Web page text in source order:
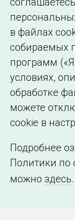
в файлах
собираемых
программ
условиях,
обработке
можете
cookie в
Подробнее
Политики по
можно здесь.